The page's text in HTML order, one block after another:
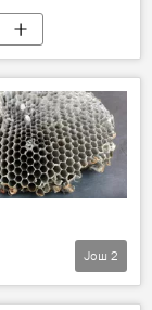
Још 2